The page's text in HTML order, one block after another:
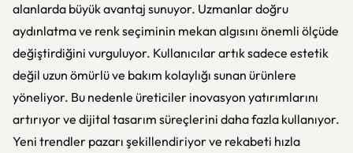
alanlarda büyük avantaj sunuyor. Uzmanlar doğru
aydınlatma ve renk seçiminin mekan algısını önemli ölçüde
değiştirdiğini vurguluyor. Kullanıcılar artık sadece estetik
değil uzun ömürlü ve bakım kolaylığı sunan ürünlere
yöneliyor. Bu nedenle üreticiler inovasyon yatırımlarını
artırıyor ve dijital tasarım süreçlerini daha fazla kullanıyor.
Yeni trendler pazarı şekillendiriyor ve rekabeti hızla